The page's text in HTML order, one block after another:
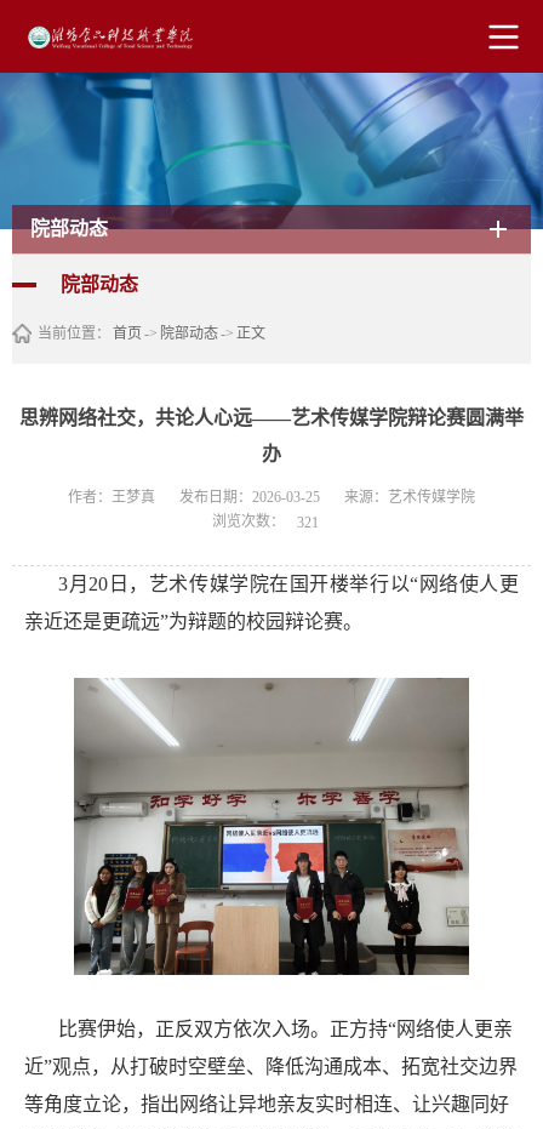
院部动态
院部动态
当前位置： 首页-> 院部动态-> 正文
思辨网络社交，共论人心远——艺术传媒学院辩论赛圆满举
办
作者：王梦真 发布日期：2026-03-25
来源：艺术传媒学院
浏览次数：
321
3月20日，艺术传媒学院在国开楼举行以“网络使人更
亲近还是更疏远”为辩题的校园辩论赛。
比赛伊始，正反双方依次入场。正方持“网络使人更亲
近”观点，从打破时空壁垒、降低沟通成本、拓宽社交边界
等角度立论，指出网络让异地亲友实时相连、让兴趣同好